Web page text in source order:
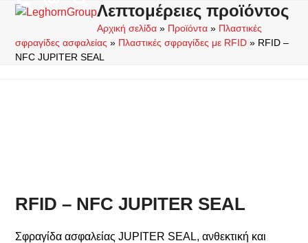
Skip
content
Open
mobile
menu
Close
mobile
menu
Λεπτομέρειες προϊόντος
Αρχική σελίδα » Προϊόντα » Πλαστικές
σφραγίδες ασφαλείας » Πλαστικές σφραγίδες με RFID » RFID –
NFC JUPITER SEAL
RFID – NFC JUPITER SEAL
Σφραγίδα ασφαλείας JUPITER SEAL, ανθεκτική και